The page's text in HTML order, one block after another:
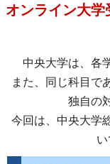
オンライン大
中央大学は、各
また、同じ科目で
独自の
今回は、中央大学
い